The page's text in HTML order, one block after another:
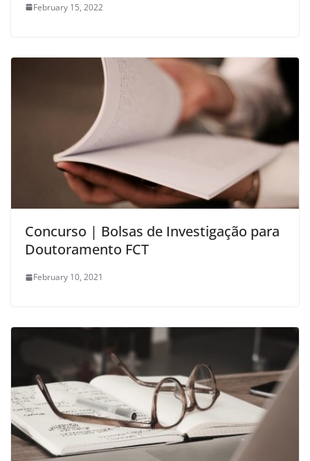
February 15, 2022
Concurso | Bolsas de Investigação para
Doutoramento FCT
February 10, 2021